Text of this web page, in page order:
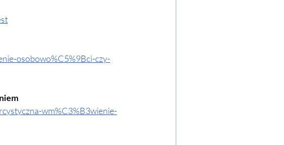
osobowo%C5%9Bci-czy-
wm%C3%B3wienie-